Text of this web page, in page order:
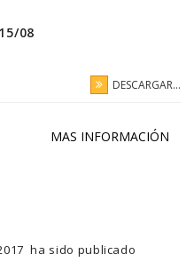
08
DESCARGAR...
MAS INFORMACIÓN
ha sido publicado